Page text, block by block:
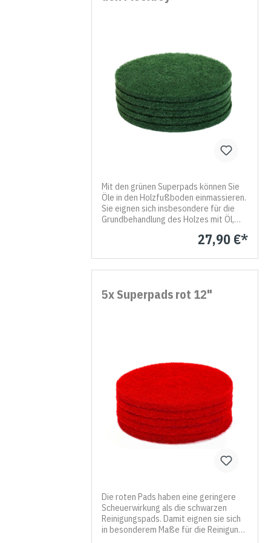
Mit den grünen Superpads können Sie
Öle in den Holzfußboden einmassieren.
Sie eignen sich insbesondere für die
Grundbehandlung des Holzes mit Öl,
weicher Holzarten mit Intensivreiniger
leichten Unebenheiten angewendet
und somit eine hochwertige Oberfläche
27,90 €*
5x Superpads rot 12"
Die roten Pads haben eine geringere
Scheuerwirkung als die schwarzen
Reinigungspads. Damit eignen sie sich
in besonderem Maße für die Reinigung